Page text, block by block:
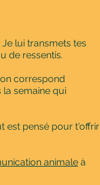
lui transmets tes
de ressentis.
correspond
semaine qui
est pensé pour t'offrir
animale à